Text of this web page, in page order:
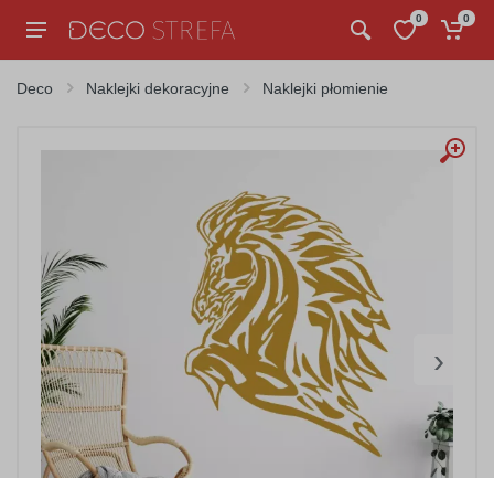
0 0
Deco Naklejki dekoracyjne Naklejki płomienie
›